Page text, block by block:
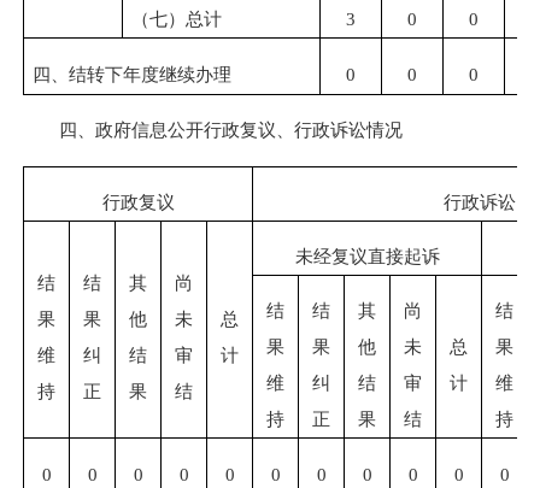
（七）总计 3 0 0
四、结转下年度继续办理 0 0 0
四、政府信息公开行政复议、行政诉讼情况
行政复议 行政诉讼
结
果
维
持
结
果
纠
正
其
他
结
果
尚
未
审
结
总
计
未经复议直接起诉
结
果
维
持
结
果
纠
正
其
他
结
果
尚
未
审
结
总
计
结
果
维
持
0 0 0 0 0 0 0 0 0 0 0